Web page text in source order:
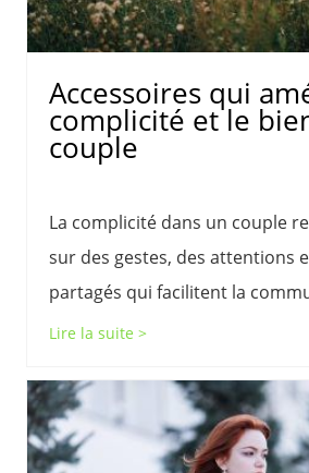
Accessoires qui
complicité et le
couple
La complicité dans un couple
sur des gestes, des attentions
partagés qui facilitent la
Lire la suite >